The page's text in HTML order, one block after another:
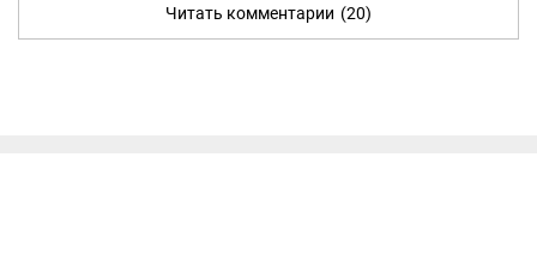
Читать комментарии (20)